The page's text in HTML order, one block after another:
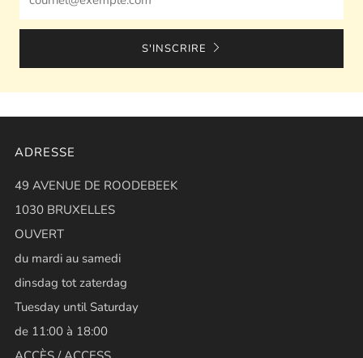
S'INSCRIRE
ADRESSE
49 AVENUE DE ROODEBEEK
1030 BRUXELLES
OUVERT
du mardi au samedi
dinsdag tot zaterdag
Tuesday until Saturday
de 11:00 à 18:00